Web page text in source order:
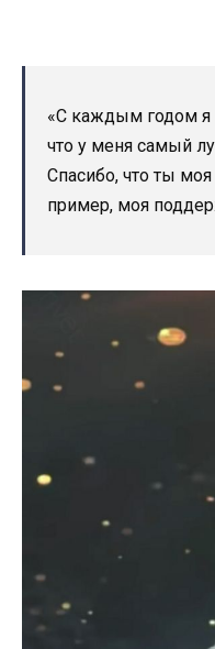
«С каждым годом
что у меня самый
Спасибо, что ты
пример, моя